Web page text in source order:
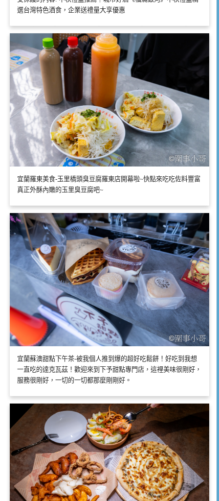
選台灣特色酒食，企業送禮量大享優惠
宜蘭羅東美食-玉里橋頭臭豆腐羅東店開幕啦~快點來吃吃佐料豐富
真正外酥內嫩的玉里臭豆腐吧~
宜蘭蘇澳甜點下午茶-被我個人推到爆的超好吃鬆餅！好吃到我想
一直吃的達克瓦茲！歡迎來到下予甜點專門店，這裡美味很剛好，
服務很剛好，一切的一切都那麼剛剛好。